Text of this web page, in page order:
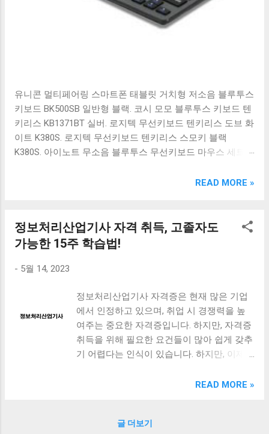
유니콘 멀티페어링 스마트폰 태블릿 거치형 저소음 블루투스
키보드 BK500SB 일반형 블랙. 코시 모모 블루투스 키보드 텐
키리스 KB1371BT 실버. 로지텍 무선키보드 텐키리스 도브 화
이트 K380S. 로지텍 무선키보드 텐키리스 스모키 블랙
K380S. 아이노트 무소음 블루투스 무선키보드 마우스 세트
OABTKBDA 퓨어 화이트. 코시 베이직 블루투스 키보드
랙. 큐센 멤브레인 무선 키보드 블랙 K1000 일반형 블루투스
키보드 구매를 고려하실 때, 추가 할인 혜택을 놓치지 마세요.
다양한 할인 혜택과 빠른배송 혜택을 놓치지 않도록 먼저 확
인해보세요. 추가할인 확인하기 상품 하나를 사더라도 종류
루투스키보드 같은 상품을 고를 때는 더 고민이 많을 수 밖에
없습니다. 다양한 상품들을 상세스펙 과 가격 을 꼼꼼히 비교
해서 구매하실 수 있도록 순위 추천 해드릴게요. 특가상품 보
러가기 추천상품 Best 유니콘 멀티페어링 스마트폰 태블릿
거치형 저소음 블루투스 키보드, BK-500SB, 일반형, 블랙 유
READ MORE »
정보처리산업기사 자격 취득, 고졸자도
가능한 15주 학습법!
- 5월 14, 2023
정보처리산업기사 자격증은 현재 많은 기업
에서 인정하고 있으며, 취업 시 경쟁력을 높
여주는 중요한 자격증입니다. 하지만, 자격증
취득을 위해 필요한 요건들이 많아 쉽게 갖추
기 어렵다는 인식이 있습니다. 하지만, 이제는
득법이 있습니다. 이번 포스트에서는 15주 학
희망하는 분들은 꼭 참고해보세요! [ Table of
READ MORE »
글 더보기